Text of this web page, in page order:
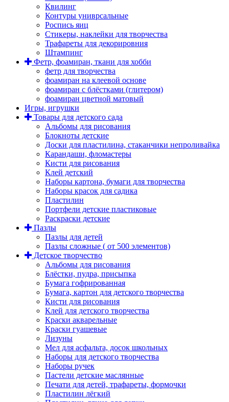
Квилинг
Контуры униврсальные
Роспись яиц
Стикеры, наклейки для творчества
Трафареты для декорировния
Штампинг
Фетр, фоамиран, ткани для хобби
фетр для творчества
фоамиран на клеевой основе
фоамиран с блёстками (глитером)
фоамиран цветной матовый
Игры, игрушки
Товары для детского сада
Альбомы для рисования
Блокноты детские
Доски для пластилина, стаканчики непроливайка
Карандаши, фломастеры
Кисти для рисования
Клей детский
Наборы картона, бумаги для творчества
Наборы красок для садика
Пластилин
Портфели детские пластиковые
Раскраски детские
Пазлы
Пазлы для детей
Пазлы сложные ( от 500 элементов)
Детское творчество
Альбомы для рисования
Блёстки, пудра, присыпка
Бумага гофрированная
Бумага, картон для детского творчества
Кисти для рисования
Клей для детского творчества
Краски акварельные
Краски гуашевые
Лизуны
Мел для асфальта, досок школьных
Наборы для детского творчества
Наборы ручек
Пастели детские маслянные
Печати для детей, трафареты, формочки
Пластилин лёгкий